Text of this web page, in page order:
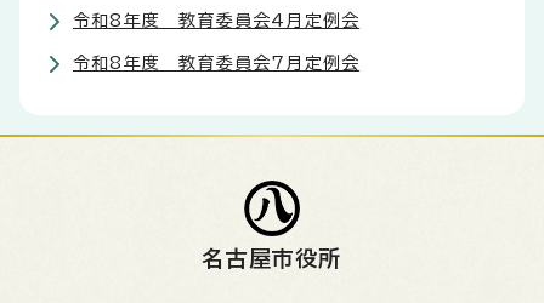
令和8年度 教育委員会4月定例会
令和8年度 教育委員会7月定例会
名古屋市役所